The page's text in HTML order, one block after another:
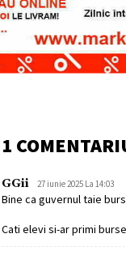
1
GGii 27 iunie 2025 La 14:03
Bine ca guvernul taie
Cati elevi si-ar primi